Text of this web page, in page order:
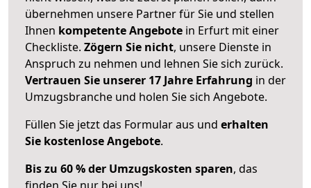
übernehmen unsere Partner für Sie und stellen
Ihnen kompetente Angebote in Erfurt mit einer
Checkliste. Zögern Sie nicht, unsere Dienste in
Anspruch zu nehmen und lehnen Sie sich zurück.
Vertrauen Sie unserer 17 Jahre Erfahrung in der
Umzugsbranche und holen Sie sich Angebote.
Füllen Sie jetzt das Formular aus und erhalten
Sie kostenlose Angebote.
Bis zu 60 % der Umzugskosten sparen, das